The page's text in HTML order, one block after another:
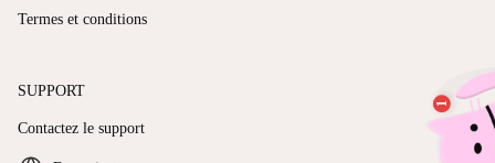
Termes et conditions
SUPPORT
Contactez le support